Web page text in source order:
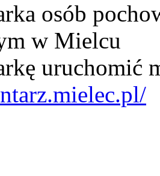
osób
w Mielcu
uruchomić